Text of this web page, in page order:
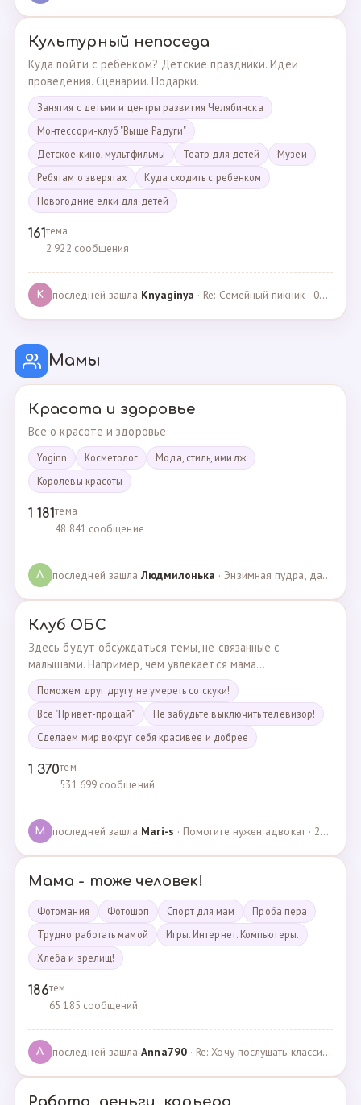
Культурный непоседа
Куда пойти с ребенком? Детские праздники. Идеи
проведения. Сценарии. Подарки.
Занятия с детьми и центры развития Челябинска
Монтессори-клуб "Выше Радуги"
Детское кино, мультфильмы
Театр для детей
Музеи
Ребятам о зверятах
Куда сходить с ребенком
Новогодние елки для детей
161тема
2 922 сообщения
K последней зашла Knyaginya · Re: Семейный пикник · 07.05.2025
Мамы
Красота и здоровье
Все о красоте и здоровье
Yoginn Косметолог
Мода, стиль, имидж
Королевы красоты
1 181тема
48 841 сообщение
Л последней зашлаЛюдмилонькa · Энзимная пудра, да или нет? · 29.06.2025
Клуб ОБС
Здесь будут обсуждаться темы, не связанные с
малышами. Например, чем увлекается мама...
Поможем друг другу не умереть со скуки!
Все "Привет-прощай"
Не забудьте выключить телевизор!
Сделаем мир вокруг себя красивее и добрее
1 370тем
531 699 сообщений
M последней зашла Mari-s · Помогите нужен адвокат · 24.04.2025
Мама - тоже человек!
Фотомания Фотошоп Спорт для мам
Проба пера
Трудно работать мамой
Игры. Интернет. Компьютеры.
Хлеба и зрелищ!
186тем
65 185 сообщений
A последней зашлаAnna790· Re: Хочу послушать классику · 22.03.2025
Работа, деньги, карьера